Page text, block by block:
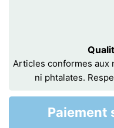
Articles conformes aux
ni phtalates.
Paiement